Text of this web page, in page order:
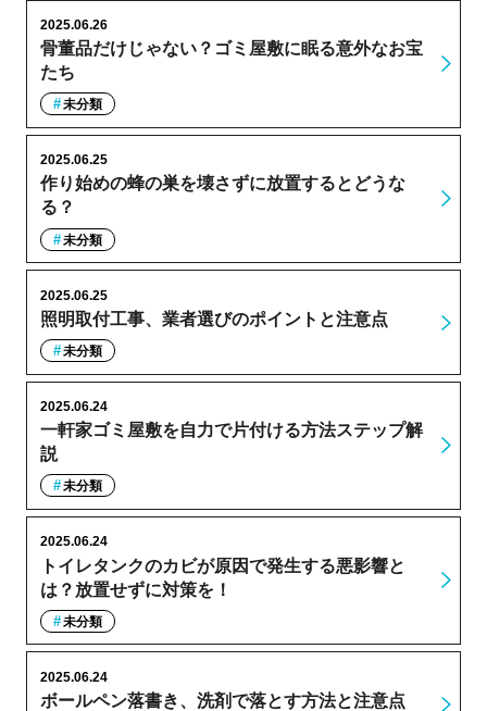
骨董品だけじゃない？ゴミ屋敷に眠る意外なお宝
たち
2025.06.26
未分類
作り始めの蜂の巣を壊さずに放置するとどうな
る？
2025.06.25
未分類
照明取付工事、業者選びのポイントと注意点
2025.06.25
未分類
一軒家ゴミ屋敷を自力で片付ける方法ステップ解
説
2025.06.24
未分類
トイレタンクのカビが原因で発生する悪影響と
は？放置せずに対策を！
2025.06.24
未分類
ボールペン落書き、洗剤で落とす方法と注意点
2025.06.24